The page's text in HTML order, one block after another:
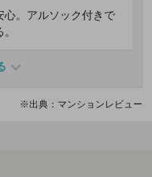
心。アルソック付きで
※出典：マンションレビュー